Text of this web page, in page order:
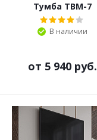
Тумба ТВМ-7
В наличии
от 5 940 руб.